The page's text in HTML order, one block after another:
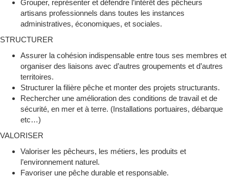
Grouper, représenter et défendre l’intérêt des pêcheurs
artisans professionnels dans toutes les instances
administratives, économiques, et sociales.
STRUCTURER
Assurer la cohésion indispensable entre tous ses membres et
organiser des liaisons avec d’autres groupements et d’autres
territoires.
Structurer la filière pêche et monter des projets structurants.
Rechercher une amélioration des conditions de travail et de
sécurité, en mer et à terre. (Installations portuaires, débarque
etc…)
VALORISER
Valoriser les pêcheurs, les métiers, les produits et
l’environnement naturel.
Favoriser une pêche durable et responsable.